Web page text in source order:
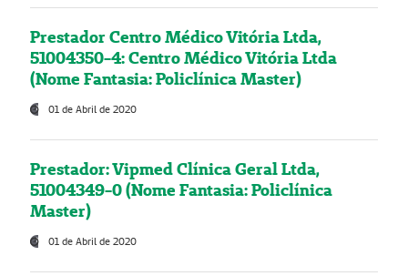
Prestador Centro Médico Vitória Ltda,
51004350-4: Centro Médico Vitória Ltda
(Nome Fantasia: Policlínica Master)
01 de Abril de 2020
Prestador: Vipmed Clínica Geral Ltda,
51004349-0 (Nome Fantasia: Policlínica
Master)
01 de Abril de 2020